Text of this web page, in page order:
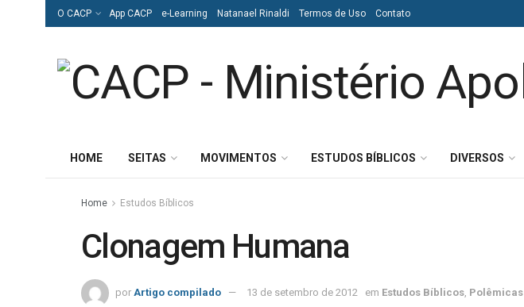
O CACP App CACP e-Learning Natanael Rinaldi Termos de Uso Contato
HOME SEITAS MOVIMENTOS ESTUDOS BÍBLICOS DIVERSOS
Home Estudos Bíblicos
Clonagem Humana
por Artigo compilado 13 de setembro de 2012 em Estudos Bíblicos Polêmicas